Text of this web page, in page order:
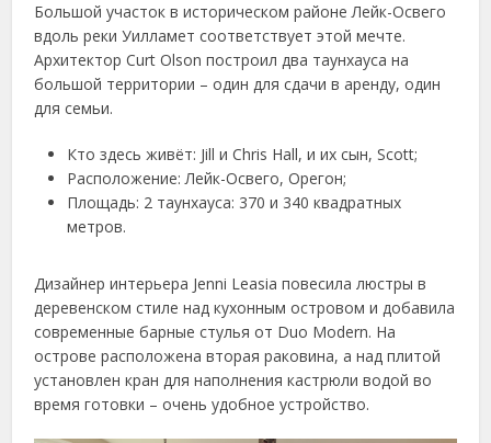
Большой участок в историческом районе Лейк-Освего
вдоль реки Уилламет соответствует этой мечте.
Архитектор Curt Olson построил два таунхауса на
большой территории – один для сдачи в аренду, один
для семьи.
Кто здесь живёт: Jill и Chris Hall, и их сын, Scott;
Расположение: Лейк-Освего, Орегон;
Площадь: 2 таунхауса: 370 и 340 квадратных
метров.
Дизайнер интерьера Jenni Leasia повесила люстры в
деревенском стиле над кухонным островом и добавила
современные барные стулья от Duo Modern. На
острове расположена вторая раковина, а над плитой
установлен кран для наполнения кастрюли водой во
время готовки – очень удобное устройство.